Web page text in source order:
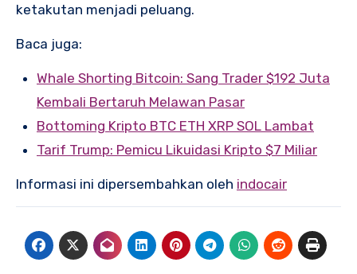
ketakutan menjadi peluang.
Baca juga:
Whale Shorting Bitcoin: Sang Trader $192 Juta
Kembali Bertaruh Melawan Pasar
Bottoming Kripto BTC ETH XRP SOL Lambat
Tarif Trump: Pemicu Likuidasi Kripto $7 Miliar
Informasi ini dipersembahkan oleh indocair